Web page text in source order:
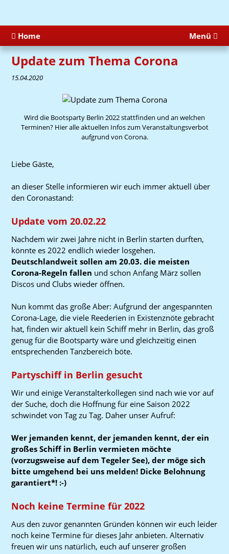
Home Menü
Update zum Thema Corona
15.04.2020
Wird die Bootsparty Berlin 2022 stattfinden und an welchen
Terminen? Hier alle aktuellen Infos zum Veranstaltungsverbot
aufgrund von Corona.
Liebe Gäste,
an dieser Stelle informieren wir euch immer aktuell über
den Coronastand:
Update vom 20.02.22
Nachdem wir zwei Jahre nicht in Berlin starten durften,
könnte es 2022 endlich wieder losgehen.
Deutschlandweit sollen am 20.03. die meisten
Corona-Regeln fallen und schon Anfang März sollen
Discos und Clubs wieder öffnen.
Nun kommt das große Aber: Aufgrund der angespannten
Corona-Lage, die viele Reederien in Existenznöte gebracht
hat, finden wir aktuell kein Schiff mehr in Berlin, das groß
genug für die Bootsparty wäre und gleichzeitig einen
entsprechenden Tanzbereich böte.
Partyschiff in Berlin gesucht
Wir und einige Veranstalterkollegen sind nach wie vor auf
der Suche, doch die Hoffnung für eine Saison 2022
schwindet von Tag zu Tag. Daher unser Aufruf:
Wer jemanden kennt, der jemanden kennt, der ein
großes Schiff in Berlin vermieten möchte
(vorzugsweise auf dem Tegeler See), der möge sich
bitte umgehend bei uns melden! Dicke Belohnung
garantiert*! :-)
Noch keine Termine für 2022
Aus den zuvor genannten Gründen können wir euch leider
noch keine Termine für dieses Jahr anbieten. Alternativ
freuen wir uns natürlich, euch auf unserer großen